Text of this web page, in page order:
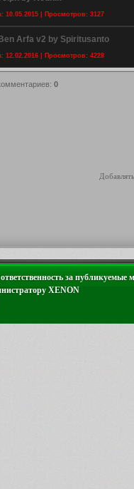
10.05.2015 | Просмотров: 3127
Arfa v2 by Spiritusanto
12.02.2016 | Просмотров: 4228
: 0
за публикуемые
XENON